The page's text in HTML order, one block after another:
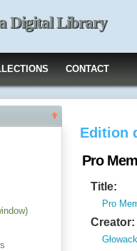
Digital Library
CONTACT
Edition
Pro
Title:
Pro
Creator: